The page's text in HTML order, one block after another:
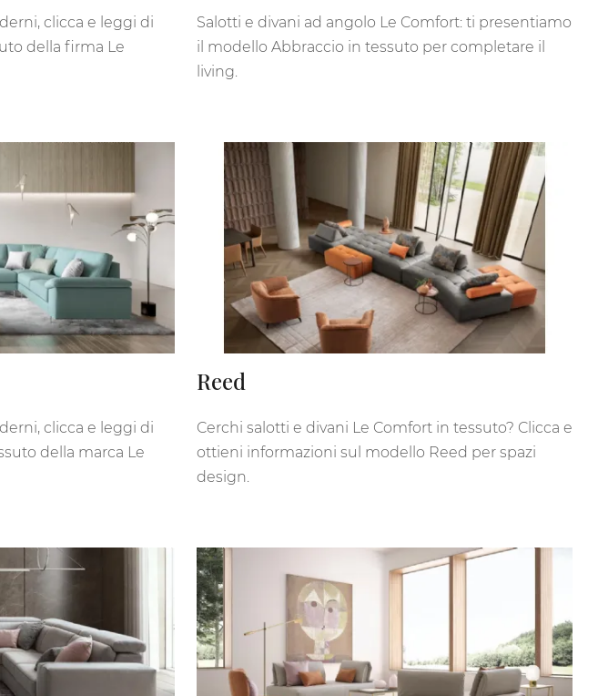
clicca e leggi di
della firma Le
Salotti e divani ad angolo Le Comfort: ti presentiamo
il modello Abbraccio in tessuto per completare il
living.
clicca e leggi di
della marca Le
Reed
Cerchi salotti e divani Le Comfort in tessuto? Clicca e
ottieni informazioni sul modello Reed per spazi
design.